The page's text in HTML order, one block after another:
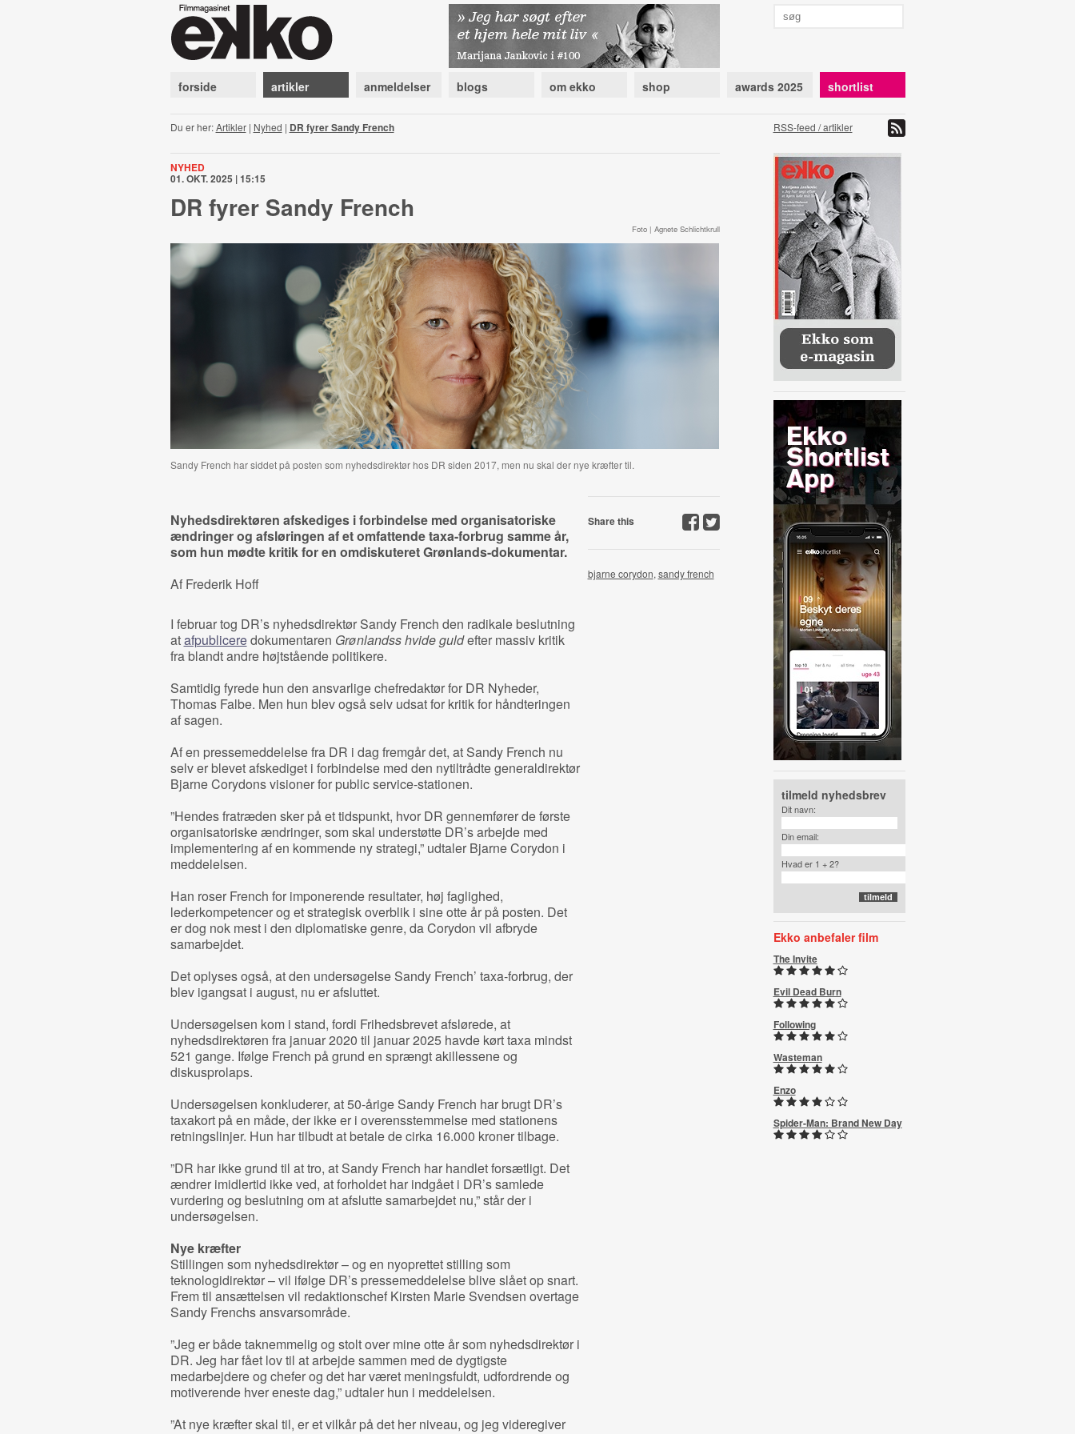
forside artikler anmeldelser blogs om ekko shop awards 2025 shortlist
Du er her:Artikler| Nyhed | DR fyrer Sandy French RSS-feed / artikler
NYHED
01. OKT. 2025 | 15:15
DR fyrer Sandy French
Foto | Agnete Schlichtkrull
Sandy French har siddet på posten som nyhedsdirektør hos DR siden 2017, men nu skal der nye kræfter til.
Nyhedsdirektøren afskediges i forbindelse med organisatoriske
ændringer og afsløringen af et omfattende taxa-forbrug samme år,
som hun mødte kritik for en omdiskuteret Grønlands-dokumentar.
Af Frederik Hoff
I februar tog DR’s nyhedsdirektør Sandy French den radikale beslutning
atafpubliceredokumentaren Grønlandss hvide guldefter massiv kritik
fra blandt andre højtstående politikere.
Samtidig fyrede hun den ansvarlige chefredaktør for DR Nyheder,
Thomas Falbe. Men hun blev også selv udsat for kritik for håndteringen
af sagen.
Af en pressemeddelelse fra DR i dag fremgår det, at Sandy French nu
selv er blevet afskediget i forbindelse med den nytiltrådte generaldirektør
Bjarne Corydons visioner for public service-stationen.
”Hendes fratræden sker på et tidspunkt, hvor DR gennemfører de første
organisatoriske ændringer, som skal understøtte DR’s arbejde med
implementering af en kommende ny strategi,” udtaler Bjarne Corydon i
meddelelsen.
Han roser French for imponerende resultater, høj faglighed,
lederkompetencer og et strategisk overblik i sine otte år på posten. Det
er dog nok mest i den diplomatiske genre, da Corydon vil afbryde
samarbejdet.
Det oplyses også, at den undersøgelse Sandy French’ taxa-forbrug, der
blev igangsat i august, nu er afsluttet.
Undersøgelsen kom i stand, fordi Frihedsbrevet afslørede, at
nyhedsdirektøren fra januar 2020 til januar 2025 havde kørt taxa mindst
521 gange. Ifølge French på grund en sprængt akillessene og
diskusprolaps.
Undersøgelsen konkluderer, at 50-årige Sandy French har brugt DR’s
taxakort på en måde, der ikke er i overensstemmelse med stationens
retningslinjer. Hun har tilbudt at betale de cirka 16.000 kroner tilbage.
”DR har ikke grund til at tro, at Sandy French har handlet forsætligt. Det
ændrer imidlertid ikke ved, at forholdet har indgået i DR’s samlede
vurdering og beslutning om at afslutte samarbejdet nu,” står der i
undersøgelsen.
Nye kræfter
Stillingen som nyhedsdirektør – og en nyoprettet stilling som
teknologidirektør – vil ifølge DR’s pressemeddelelse blive slået op snart.
Frem til ansættelsen vil redaktionschef Kirsten Marie Svendsen overtage
Sandy Frenchs ansvarsområde.
”Jeg er både taknemmelig og stolt over mine otte år som nyhedsdirektør i
DR. Jeg har fået lov til at arbejde sammen med de dygtigste
medarbejdere og chefer og det har været meningsfuldt, udfordrende og
motiverende hver eneste dag,” udtaler hun i meddelelsen.
”At nye kræfter skal til, er et vilkår på det her niveau, og jeg videregiver
Share this
bjarne corydon, sandy french
tilmeld nyhedsbrev
Dit navn:
Din email:
Hvad er 1 + 2?
Ekko anbefaler film
The Invite
Evil Dead Burn
Following
Wasteman
Enzo
Spider-Man: Brand New Day